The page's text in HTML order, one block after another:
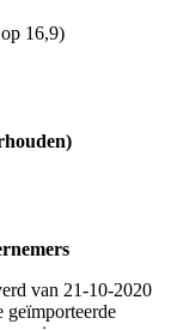
16,9)
van 21-10-2020
geïmporteerde